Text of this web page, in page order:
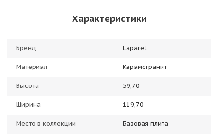
Характеристики
Бренд Laparet
Материал Керамогранит
Высота 59,70
Ширина 119,70
Место в коллекции Базовая плита